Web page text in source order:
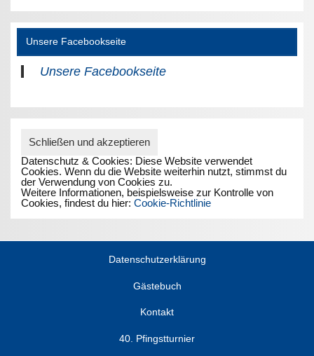
Unsere Facebookseite
Unsere Facebookseite
Datenschutz & Cookies: Diese Website verwendet
Cookies. Wenn du die Website weiterhin nutzt, stimmst du
der Verwendung von Cookies zu.
Weitere Informationen, beispielsweise zur Kontrolle von
Cookies, findest du hier:Cookie-Richtlinie
Datenschutzerklärung
Gästebuch
Kontakt
40. Pfingstturnier